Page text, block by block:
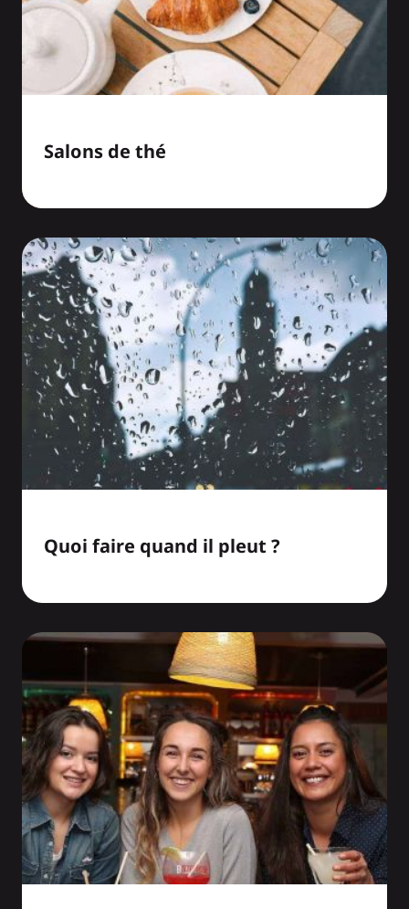
Salons de thé
Quoi faire quand il pleut ?